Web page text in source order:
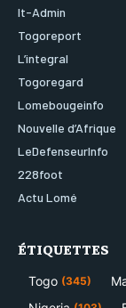
It-Admin
Togoreport
L’integral
Togoregard
Lomebougeinfo
Nouvelle d’Afrique
LeDefenseurInfo
228foot
Actu Lomé
ÉTIQUETTES
Togo (345)